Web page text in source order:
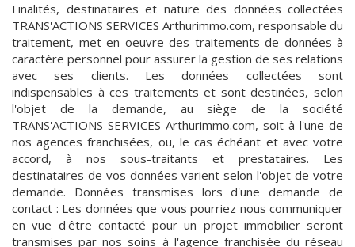
Finalités, destinataires et nature des données collectées
TRANS'ACTIONS SERVICES Arthurimmo.com, responsable du
traitement, met en oeuvre des traitements de données à
caractère personnel pour assurer la gestion de ses relations
avec ses clients. Les données collectées sont
indispensables à ces traitements et sont destinées, selon
l'objet de la demande, au siège de la société
TRANS'ACTIONS SERVICES Arthurimmo.com, soit à l'une de
nos agences franchisées, ou, le cas échéant et avec votre
accord, à nos sous-traitants et prestataires. Les
destinataires de vos données varient selon l'objet de votre
demande. Données transmises lors d'une demande de
contact : Les données que vous pourriez nous communiquer
en vue d'être contacté pour un projet immobilier seront
transmises par nos soins à l'agence franchisée du réseau